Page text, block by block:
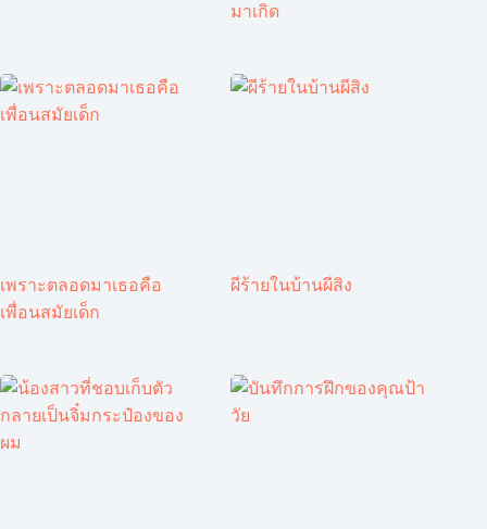
มาเกิด
เพราะตลอดมาเธอคือ
เพื่อนสมัยเด็ก
ผีร้ายในบ้านผีสิง